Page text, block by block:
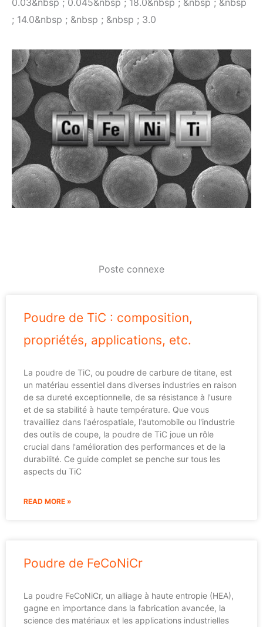
0.03&nbsp ; 0.045&nbsp ; 18.0&nbsp ; &nbsp ; &nbsp
; 14.0&nbsp ; &nbsp ; &nbsp ; 3.0
Poste connexe
Poudre de TiC : composition,
propriétés, applications, etc.
La poudre de TiC, ou poudre de carbure de titane, est
un matériau essentiel dans diverses industries en raison
de sa dureté exceptionnelle, de sa résistance à l'usure
et de sa stabilité à haute température. Que vous
travailliez dans l'aérospatiale, l'automobile ou l'industrie
des outils de coupe, la poudre de TiC joue un rôle
crucial dans l'amélioration des performances et de la
durabilité. Ce guide complet se penche sur tous les
aspects du TiC
READ MORE »
Poudre de FeCoNiCr
La poudre FeCoNiCr, un alliage à haute entropie (HEA),
gagne en importance dans la fabrication avancée, la
science des matériaux et les applications industrielles